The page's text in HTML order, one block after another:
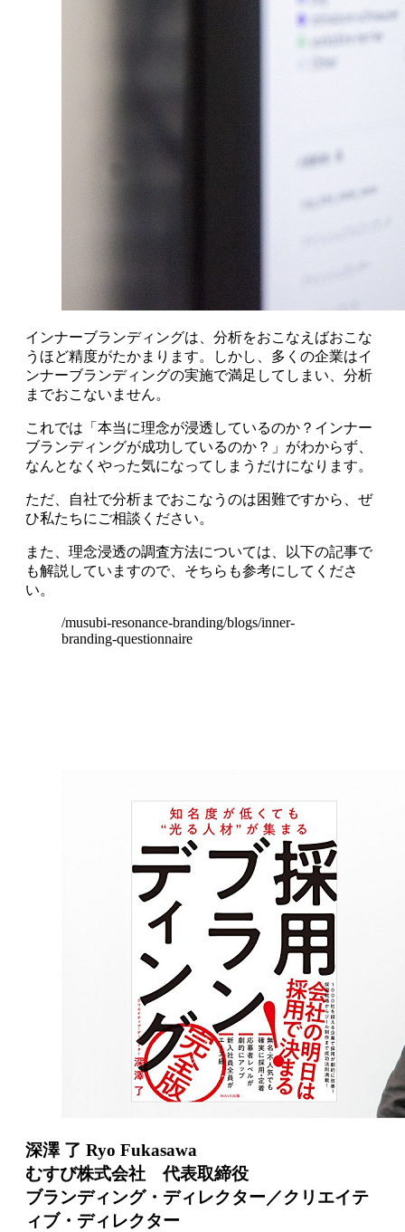
インナーブランディングは、分析をおこなえばおこな
うほど精度がたかまります。しかし、多くの企業はイ
ンナーブランディングの実施で満足してしまい、分析
までおこないません。
これでは「本当に理念が浸透しているのか？インナー
ブランディングが成功しているのか？」がわからず、
なんとなくやった気になってしまうだけになります。
ただ、自社で分析までおこなうのは困難ですから、ぜ
ひ私たちにご相談ください。
また、理念浸透の調査方法については、以下の記事で
も解説していますので、そちらも参考にしてくださ
い。
/musubi-resonance-branding/blogs/inner-
branding-questionnaire
深澤 了 Ryo Fukasawa
むすび株式会社 代表取締役
ブランディング・ディレクター／クリエイテ
ィブ・ディレクター